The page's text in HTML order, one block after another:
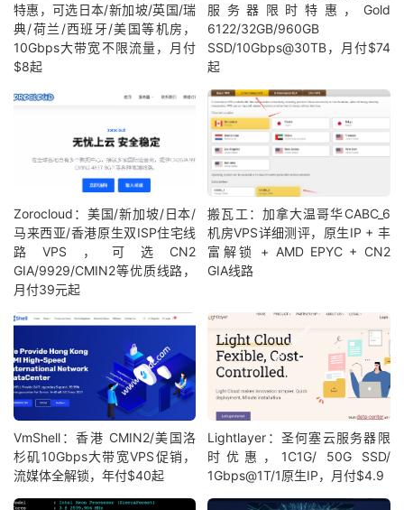
特惠，可选日本/新加坡/英国/瑞
典/荷兰/西班牙/美国等机房，
10Gbps大带宽不限流量，月付
$8起
服务器限时特惠，Gold
6122/32GB/960GB
SSD/10Gbps@30TB，月付$74
起
Zorocloud：美国/新加坡/日本/
马来西亚/香港原生双ISP住宅线
路VPS，可选CN2
GIA/9929/CMIN2等优质线路，
月付39元起
搬瓦工：加拿大温哥华CABC_6
机房VPS详细测评，原生IP + 丰
富解锁 + AMD EPYC + CN2
GIA线路
VmShell：香港 CMIN2/美国洛
杉矶10Gbps大带宽VPS促销，
流媒体全解锁，年付$40起
Lightlayer：圣何塞云服务器限
时优惠，1C1G/ 50G SSD/
1Gbps@1T/1原生IP，月付$4.9